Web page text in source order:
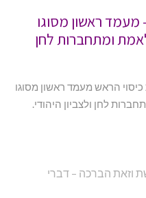
ראשון מסוגו
ומתחברות לחן
הראש מעמד ראשון מסוגו
לחן ולצביון היהודי.